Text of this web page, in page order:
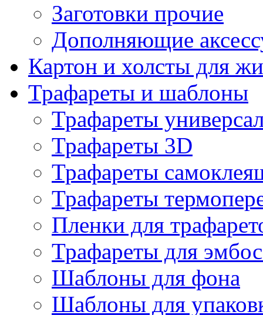
Заготовки прочие
Дополняющие
Картон и холсты для
Трафареты и шаблоны
Трафареты
Трафареты 3D
Трафареты
Трафареты
Пленки для
Трафареты для
Шаблоны для фона
Шаблоны для